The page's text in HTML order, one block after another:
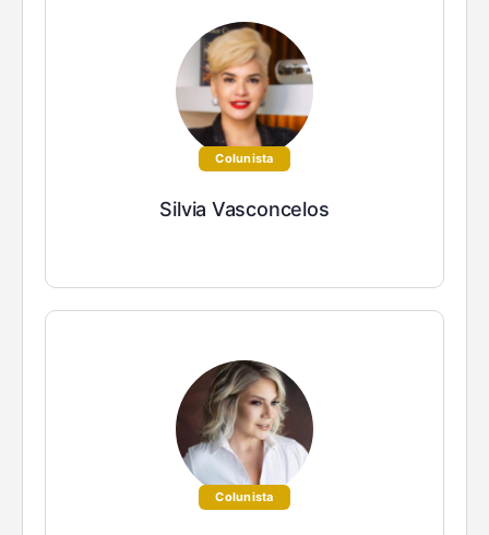
Colunista
Silvia Vasconcelos
Colunista